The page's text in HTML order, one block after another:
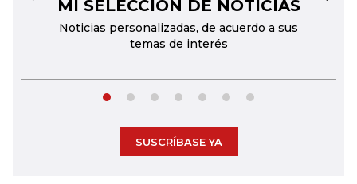
MI SELECCIÓN DE NOTICIAS
Noticias personalizadas, de acuerdo a sus
temas de interés
← →
SUSCRÍBASE YA